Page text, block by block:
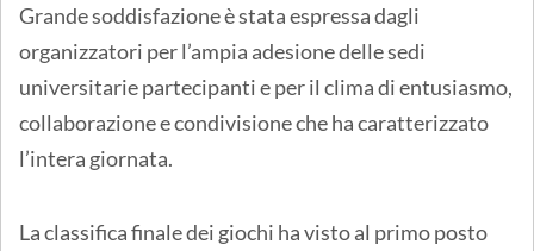
Grande soddisfazione è stata espressa dagli
organizzatori per l’ampia adesione delle sedi
universitarie partecipanti e per il clima di entusiasmo,
collaborazione e condivisione che ha caratterizzato
l’intera giornata.
La classifica finale dei giochi ha visto al primo posto